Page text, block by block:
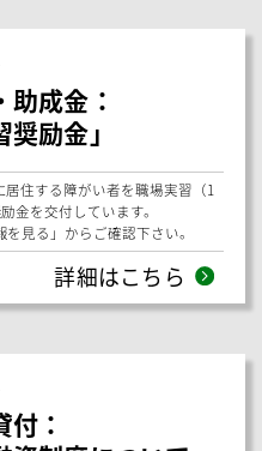
助成金：
業支援奨励金」
がん対策の推進に関する条例」
雇用する事業主に対し、予算の範